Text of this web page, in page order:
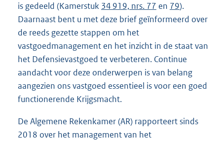
is gedeeld (Kamerstuk 34 919, nrs. 77 en 79).
Daarnaast bent u met deze brief geïnformeerd over
de reeds gezette stappen om het
vastgoedmanagement en het inzicht in de staat van
het Defensievastgoed te verbeteren. Continue
aandacht voor deze onderwerpen is van belang
aangezien ons vastgoed essentieel is voor een goed
functionerende Krijgsmacht.
De Algemene Rekenkamer (AR) rapporteert sinds
2018 over het management van het